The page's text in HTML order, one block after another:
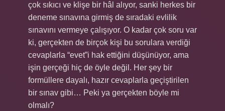
çok sıkıcı ve klişe bir hâl alıyor, sanki herkes bir
deneme sınavına girmiş de sıradaki evlilik
sınavını vermeye çalışıyor. O kadar çok soru var
ki, gerçekten de birçok kişi bu sorulara verdiği
cevaplarla “evet”i hak ettiğini düşünüyor, ama
işin gerçeği hiç de öyle değil. Her şey bir
formüllere dayalı, hazır cevaplarla geçiştirilen
bir sınav gibi… Peki ya gerçekten böyle mi
olmalı?